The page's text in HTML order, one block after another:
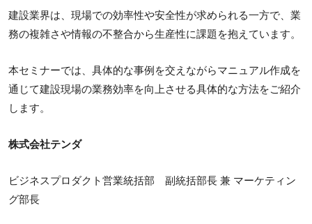
建設業界は、現場での効率性や安全性が求められる一方で、業
務の複雑さや情報の不整合から生産性に課題を抱えています。
本セミナーでは、具体的な事例を交えながらマニュアル作成を
通じて建設現場の業務効率を向上させる具体的な方法をご紹介
します。
株式会社テンダ
ビジネスプロダクト営業統括部 副統括部長 兼 マーケティン
グ部長